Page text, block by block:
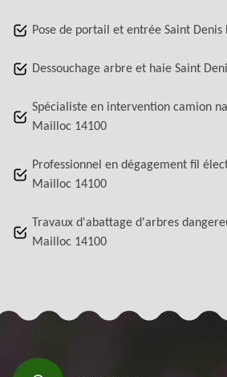
Pose de portail et entrée Saint
Dessouchage arbre et haie Saint
Spécialiste en intervention camion
Mailloc 14100
Professionnel en dégagement fil
Mailloc 14100
Travaux d'abattage d'arbres
Mailloc 14100